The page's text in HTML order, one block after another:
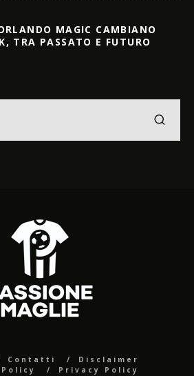
MAGIC CAMBIANO
TRA PASSATO E FUTURO
Contatti
Disclaimer
Privacy Policy